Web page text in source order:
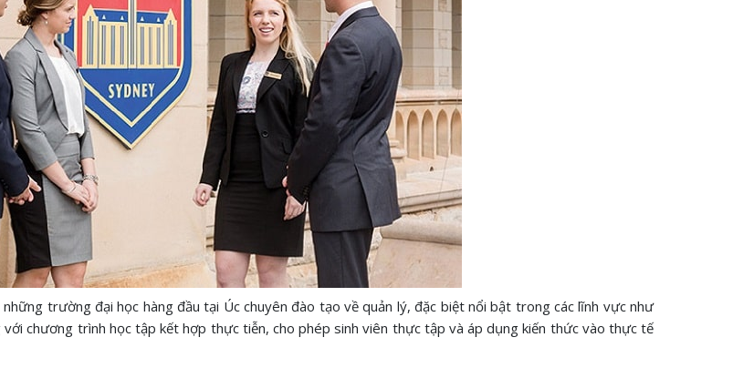
trường đại học hàng đầu tại Úc chuyên đào tạo về quản lý, đặc biệt nổi bật trong các lĩnh vực như
với chương trình học tập kết hợp thực tiễn, cho phép sinh viên thực tập và áp dụng kiến thức vào thực tế